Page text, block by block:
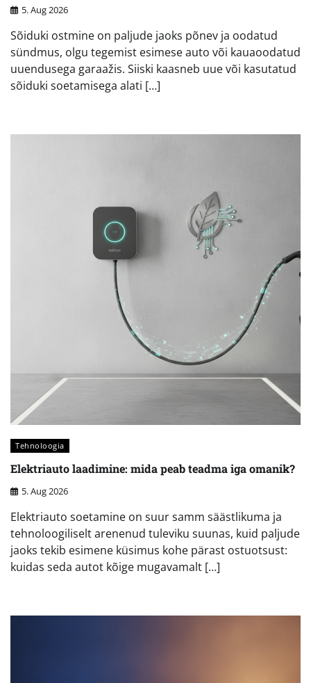
5. Aug 2026
Sõiduki ostmine on paljude jaoks põnev ja oodatud
sündmus, olgu tegemist esimese auto või kauaoodatud
uuendusega garaažis. Siiski kaasneb uue või kasutatud
sõiduki soetamisega alati […]
Tehnoloogia
Elektriauto laadimine: mida peab teadma iga omanik?
5. Aug 2026
Elektriauto soetamine on suur samm säästlikuma ja
tehnoloogiliselt arenenud tuleviku suunas, kuid paljude
jaoks tekib esimene küsimus kohe pärast ostuotsust:
kuidas seda autot kõige mugavamalt […]